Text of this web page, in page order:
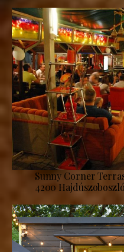
Sunny Corner
4200